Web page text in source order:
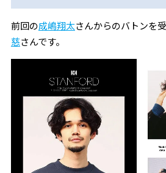
前回の成嶋翔太さんからのバトンを
慈さんです。